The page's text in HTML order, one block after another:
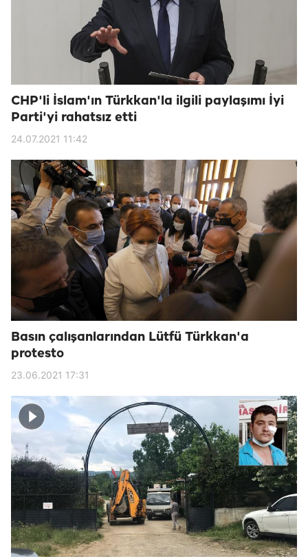
CHP'li İslam'ın Türkkan'la ilgili paylaşımı İyi
Parti'yi rahatsız etti
24.07.2021 11:42
Basın çalışanlarından Lütfü Türkkan'a
protesto
23.06.2021 17:31